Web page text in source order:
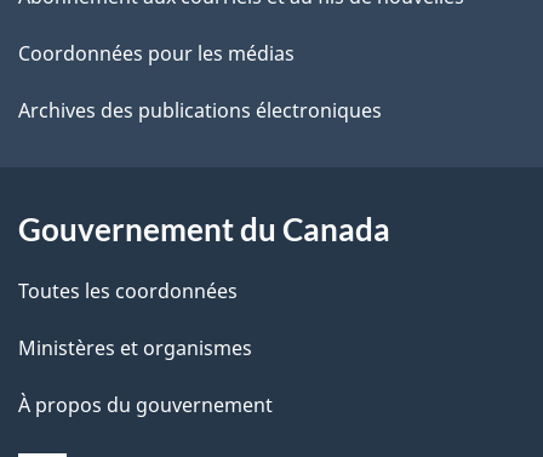
d
e
a
p
a
g
e
site
Coordonnées pour les médias
Archives des publications électroniques
Gouvernement du Canada
Toutes les coordonnées
Ministères et organismes
À propos du gouvernement